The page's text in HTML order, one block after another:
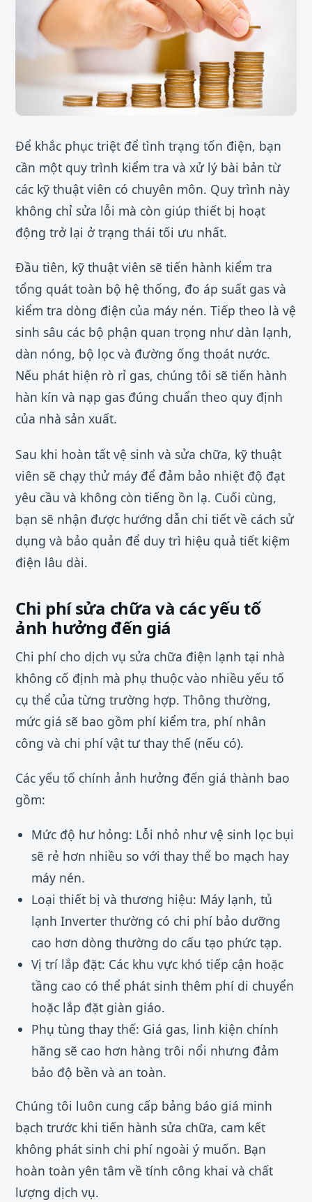
Để khắc phục triệt để tình trạng tốn điện, bạn
cần một quy trình kiểm tra và xử lý bài bản từ
các kỹ thuật viên có chuyên môn. Quy trình này
không chỉ sửa lỗi mà còn giúp thiết bị hoạt
động trở lại ở trạng thái tối ưu nhất.
Đầu tiên, kỹ thuật viên sẽ tiến hành kiểm tra
tổng quát toàn bộ hệ thống, đo áp suất gas và
kiểm tra dòng điện của máy nén. Tiếp theo là vệ
sinh sâu các bộ phận quan trọng như dàn lạnh,
dàn nóng, bộ lọc và đường ống thoát nước.
Nếu phát hiện rò rỉ gas, chúng tôi sẽ tiến hành
hàn kín và nạp gas đúng chuẩn theo quy định
của nhà sản xuất.
Sau khi hoàn tất vệ sinh và sửa chữa, kỹ thuật
viên sẽ chạy thử máy để đảm bảo nhiệt độ đạt
yêu cầu và không còn tiếng ồn lạ. Cuối cùng,
bạn sẽ nhận được hướng dẫn chi tiết về cách sử
dụng và bảo quản để duy trì hiệu quả tiết kiệm
điện lâu dài.
Chi phí sửa chữa và các yếu tố
ảnh hưởng đến giá
Chi phí cho dịch vụ sửa chữa điện lạnh tại nhà
không cố định mà phụ thuộc vào nhiều yếu tố
cụ thể của từng trường hợp. Thông thường,
mức giá sẽ bao gồm phí kiểm tra, phí nhân
công và chi phí vật tư thay thế (nếu có).
Các yếu tố chính ảnh hưởng đến giá thành bao
gồm:
Mức độ hư hỏng: Lỗi nhỏ như vệ sinh lọc bụi
sẽ rẻ hơn nhiều so với thay thế bo mạch hay
máy nén.
Loại thiết bị và thương hiệu: Máy lạnh, tủ
lạnh Inverter thường có chi phí bảo dưỡng
cao hơn dòng thường do cấu tạo phức tạp.
Vị trí lắp đặt: Các khu vực khó tiếp cận hoặc
tầng cao có thể phát sinh thêm phí di chuyển
hoặc lắp đặt giàn giáo.
Phụ tùng thay thế: Giá gas, linh kiện chính
hãng sẽ cao hơn hàng trôi nổi nhưng đảm
bảo độ bền và an toàn.
Chúng tôi luôn cung cấp bảng báo giá minh
bạch trước khi tiến hành sửa chữa, cam kết
không phát sinh chi phí ngoài ý muốn. Bạn
hoàn toàn yên tâm về tính công khai và chất
lượng dịch vụ.